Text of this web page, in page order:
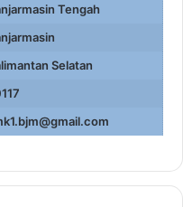
Tengah
Selatan